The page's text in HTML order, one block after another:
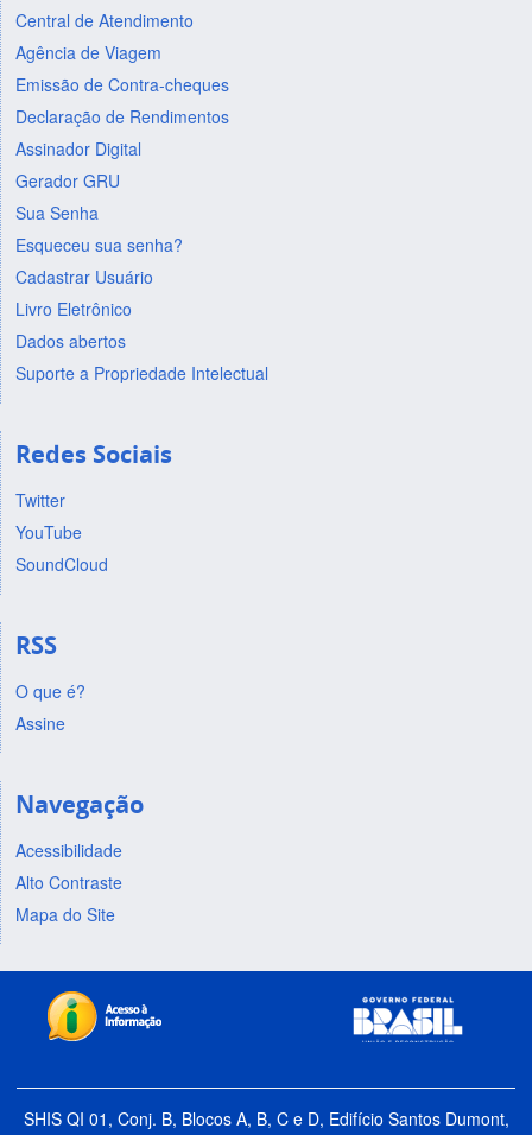
Central de Atendimento
Agência de Viagem
Emissão de Contra-cheques
Declaração de Rendimentos
Assinador Digital
Gerador GRU
Sua Senha
Esqueceu sua senha?
Cadastrar Usuário
Livro Eletrônico
Dados abertos
Suporte a Propriedade Intelectual
Redes Sociais
Twitter
YouTube
SoundCloud
RSS
O que é?
Assine
Navegação
Acessibilidade
Alto Contraste
Mapa do Site
SHIS QI 01, Conj. B, Blocos A, B, C e D, Edifício Santos Dumont,